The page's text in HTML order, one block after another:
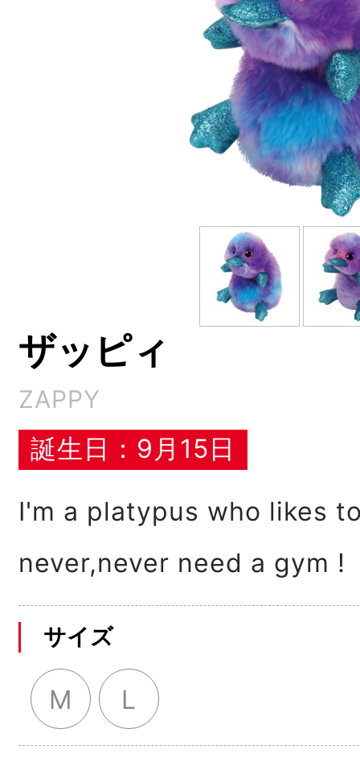
ザッピィ
ZAPPY
誕生日：9月15日
I'm a platypus who likes
never,never need a gym !
サイズ
M L